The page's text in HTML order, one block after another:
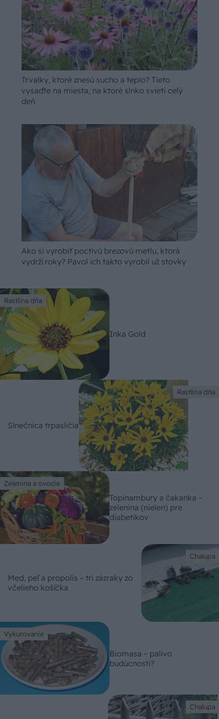
Trvalky, ktoré znesú sucho a teplo? Tieto
vysaďte na miesta, na ktoré slnko svieti celý
deň
Ako si vyrobiť poctivú brezovú metlu, ktorá
vydrží roky? Pavol ich takto vyrobil už stovky
Rastlina dňa
Inka Gold
Rastlina dňa
Slnečnica trpasličia
Zelenina a ovocie
Topinambury a čakanka –
zelenina (nielen) pre
diabetikov
Chalupa
Med, peľ a propolis – tri zázraky zo
včelieho košíčka
Vykurovanie
Biomasa – palivo
budúcnosti?
Chalupa